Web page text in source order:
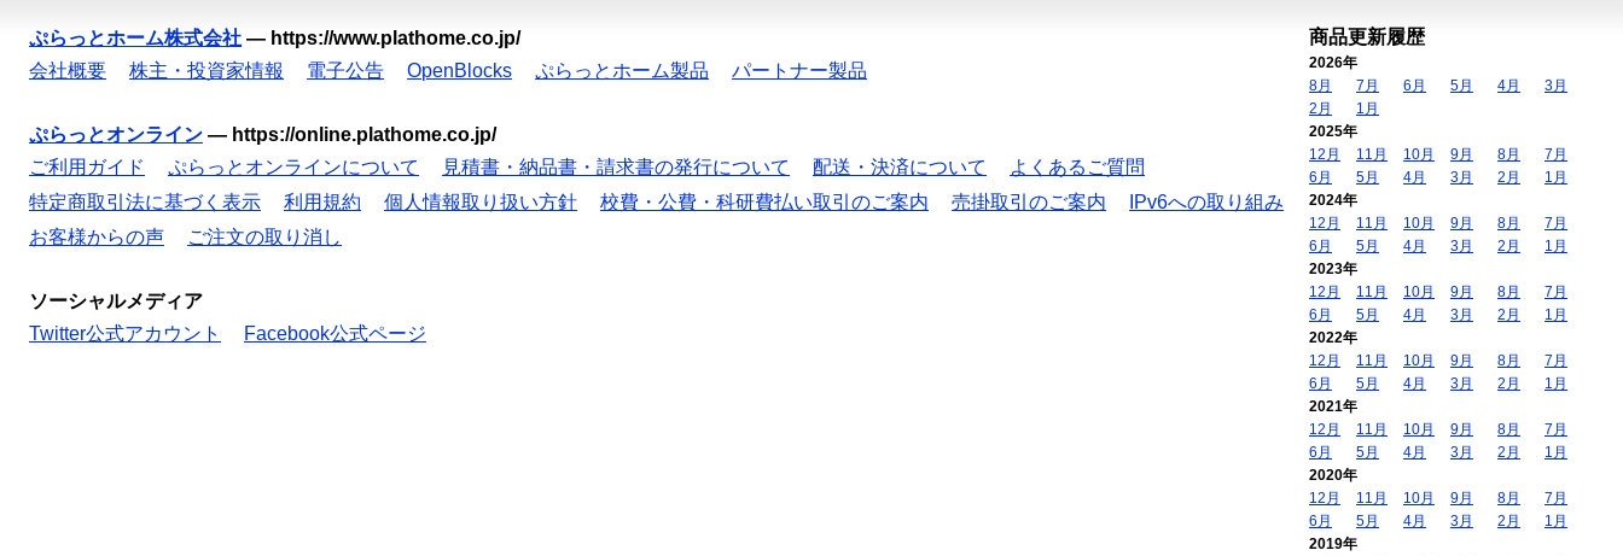
ぷらっとホーム株式会社 — https://www.plathome.co.jp/
会社概要
株主・投資家情報 電子公告 OpenBlocks ぷらっとホーム製品 パートナー製品
ぷらっとオンライン — https://online.plathome.co.jp/
ご利用ガイド
ぷらっとオンラインについて 見積書・納品書・請求書の発行について 配送・決済について
よくあるご質問
特定商取引法に基づく表示
利用規約 個人情報取り扱い方針 校費・公費・科研費払い取引のご案内 売掛取引のご案内
IPv6への取り組み
お客様からの声
ご注文の取り消し
ソーシャルメディア
Twitter公式アカウント
Facebook公式ページ
商品更新履歴
2026年
8月
7月 6月 5月 4月
3月
2月
1月
2025年
12月
11月 10月 9月 8月
7月
6月
5月 4月 3月 2月
1月
2024年
12月
11月 10月 9月 8月
7月
6月
5月 4月 3月 2月
1月
2023年
12月
11月 10月 9月 8月
7月
6月
5月 4月 3月 2月
1月
2022年
12月
11月 10月 9月 8月
7月
6月
5月 4月 3月 2月
1月
2021年
12月
11月 10月 9月 8月
7月
6月
5月 4月 3月 2月
1月
2020年
12月
11月 10月 9月 8月
7月
6月
5月 4月 3月 2月
1月
2019年